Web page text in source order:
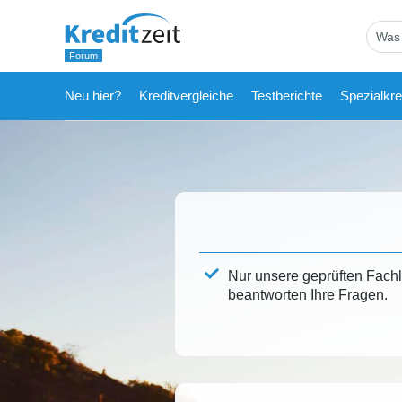
Neu hier? Kreditvergleiche Testberichte
Nur unsere geprüften
beantworten Ihre Fragen.